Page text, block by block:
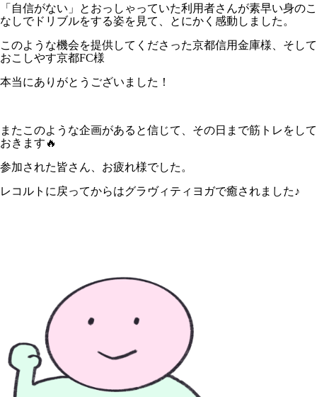
「自信がない」とおっしゃっていた利用者さんが素早い身のこ
なしでドリブルをする姿を見て、とにかく感動しました。
このような機会を提供してくださった京都信用金庫様、そして
おこしやす京都FC様
本当にありがとうございました！
またこのような企画があると信じて、その日まで筋トレをして
おきます🔥
参加された皆さん、お疲れ様でした。
レコルトに戻ってからはグラヴィティヨガで癒されました♪